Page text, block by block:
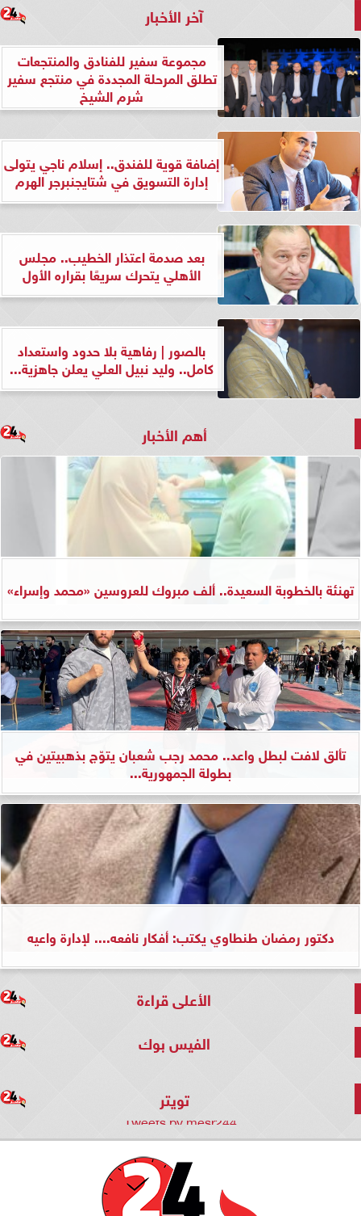
آخر الأخبار
مجموعة سفير للفنادق والمنتجعات
تطلق المرحلة المجددة في منتجع سفير
شرم الشيخ
إضافة قوية للفندق.. إسلام ناجي يتولى
إدارة التسويق في شتايجنبرجر الهرم
بعد صدمة اعتذار الخطيب.. مجلس
الأهلي يتحرك سريعًا بقراره الأول
بالصور | رفاهية بلا حدود واستعداد
كامل.. وليد نبيل العلي يعلن جاهزية...
أهم الأخبار
تهنئة بالخطوبة السعيدة.. ألف مبروك للعروسين «محمد وإسراء»
تألق لافت لبطل واعد.. محمد رجب شعبان يتوّج بذهبيتين في
بطولة الجمهورية...
دكتور رمضان طنطاوي يكتب: أفكار نافعه.... لإدارة واعيه
الأعلى قراءة
الفيس بوك
تويتر
Tweets by mesr244